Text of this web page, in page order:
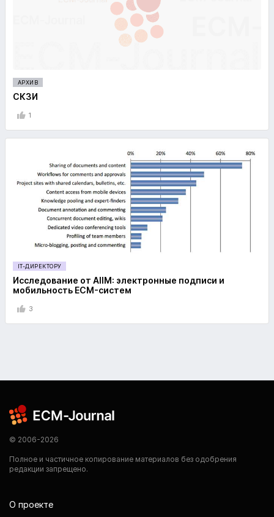
АРХИВ
СКЗИ
1
IT-ДИРЕКТОРУ
Исследование от AIIM: электронные подписи и
мобильность ECM-систем
3
© 2006-2026
Полное и частичное копирование материалов без одобрения
редакции запрещено.
О проекте